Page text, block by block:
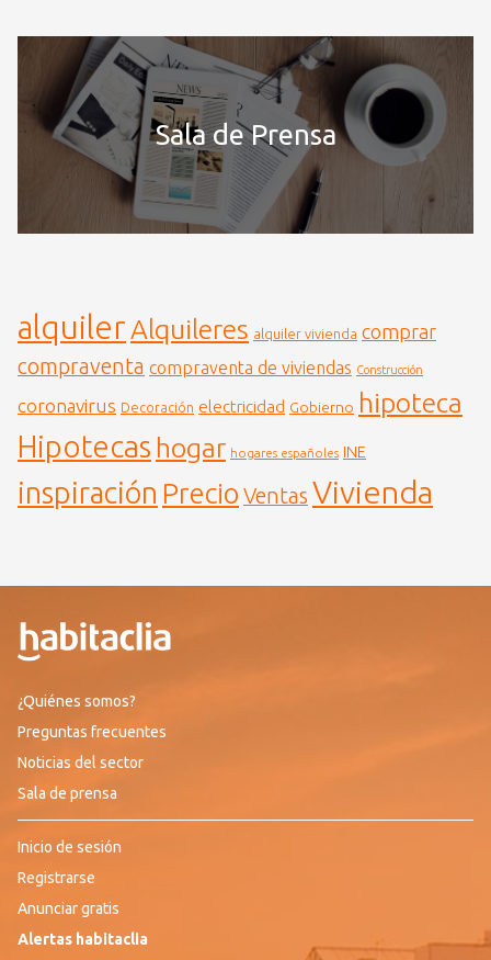
Sala de Prensa
alquiler Alquileres alquiler vivienda comprar
compraventa compraventa de viviendas Construcción
coronavirus Decoración electricidad Gobierno hipoteca
Hipotecas hogar hogares españoles INE
inspiración Precio Ventas Vivienda
¿Quiénes somos?
Preguntas frecuentes
Noticias del sector
Sala de prensa
Inicio de sesión
Registrarse
Anunciar gratis
Alertas habitaclia